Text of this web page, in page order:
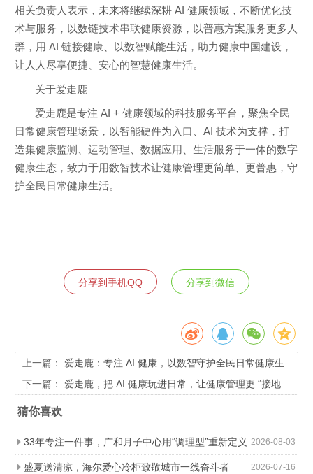
相关负责人表示，未来将继续深耕 AI 健康领域，不断优化技
术与服务，以数链技术串联健康资源，以普惠方案服务更多人
群，用 AI 链接健康、以数智赋能生活，助力健康中国建设，
让人人尽享便捷、安心的智慧健康生活。
关于爱走鹿
爱走鹿是专注 AI + 健康领域的科技服务平台，聚焦全民
日常健康管理场景，以智能硬件为入口、AI 技术为支撑，打
造集健康监测、运动管理、数据应用、生活服务于一体的数字
健康生态，致力于用数智技术让健康管理更简单、更普惠，守
护全民日常健康生活。
分享到手机QQ 分享到微信
上一篇： 爱走鹿：专注 AI 健康，以数智守护全民日常健康生
活
下一篇： 爱走鹿，把 AI 健康玩进日常，让健康管理更 “接地
气”
猜你喜欢
2026-08-03
33年专注一件事，广和月子中心用“调理型”重新定义
科学坐月子 2026-07-16
盛夏送清凉，海尔爱心冷柜致敬城市一线奋斗者